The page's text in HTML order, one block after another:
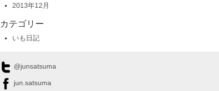
2013年12月
カテゴリー
いも日記
@junsatsuma
jun.satsuma